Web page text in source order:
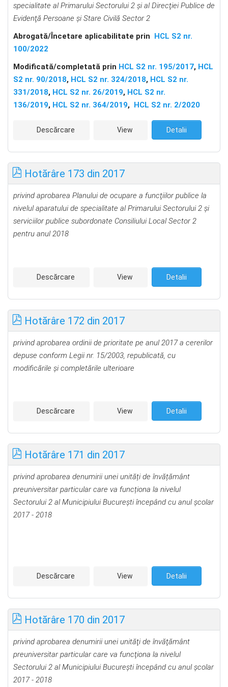
specialitate al Primarului Sectorului 2 și al Direcţiei Publice de
Evidenţă Persoane şi Stare Civilă Sector 2
Abrogată/Încetare aplicabilitate prin HCL S2 nr.
100/2022
Modificată/completată prin HCL S2 nr. 195/2017, HCL
S2 nr. 90/2018, HCL S2 nr. 324/2018, HCL S2 nr.
331/2018, HCL S2 nr. 26/2019, HCL S2 nr.
136/2019, HCL S2 nr. 364/2019, HCL S2 nr. 2/2020
Descărcare View Detalii
Hotărâre 173 din 2017
privind aprobarea Planului de ocupare a funcţiilor publice la
nivelul aparatului de specialitate al Primarului Sectorului 2 şi
serviciilor publice subordonate Consiliului Local Sector 2
pentru anul 2018
Descărcare View Detalii
Hotărâre 172 din 2017
privind aprobarea ordinii de prioritate pe anul 2017 a cererilor
depuse conform Legii nr. 15/2003, republicată, cu
modificările şi completările ulterioare
Descărcare View Detalii
Hotărâre 171 din 2017
privind aprobarea denumirii unei unități de învățământ
preuniversitar particular care va funcționa la nivelul
Sectorului 2 al Municipiului București începând cu anul școlar
2017 - 2018
Descărcare View Detalii
Hotărâre 170 din 2017
privind aprobarea denumirii unei unităţi de învăţământ
preuniversitar particular care va funcţiona la nivelul
Sectorului 2 al Municipiului Bucureşti începând cu anul şcolar
2017 - 2018